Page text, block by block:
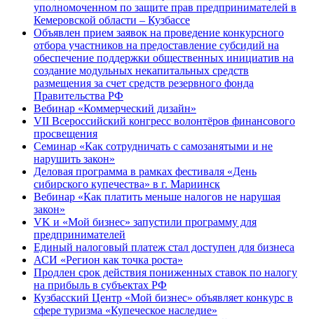
уполномоченном по защите прав предпринимателей в
Кемеровской области – Кузбассе
Объявлен прием заявок на проведение конкурсного
отбора участников на предоставление субсидий на
обеспечение поддержки общественных инициатив на
создание модульных некапитальных средств
размещения за счет средств резервного фонда
Правительства РФ
Вебинар «Коммерческий дизайн»
VII Всероссийский конгресс волонтёров финансового
просвещения
Семинар «Как сотрудничать с самозанятыми и не
нарушить закон»
Деловая программа в рамках фестиваля «День
сибирского купечества» в г. Мариинск
Вебинар «Как платить меньше налогов не нарушая
закон»
VK и «Мой бизнес» запустили программу для
предпринимателей
Единый налоговый платеж стал доступен для бизнеса
АСИ «Регион как точка роста»
Продлен срок действия пониженных ставок по налогу
на прибыль в субъектах РФ
Кузбасский Центр «Мой бизнес» объявляет конкурс в
сфере туризма «Купеческое наследие»